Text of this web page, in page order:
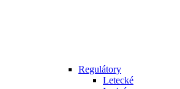
Regulátory
Letecké